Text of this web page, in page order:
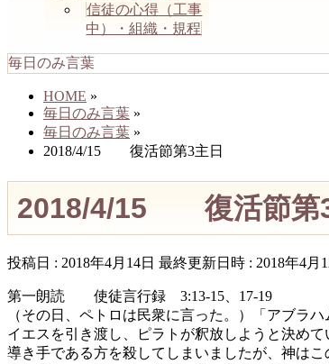
信徒の心得（工事
中）・組織・規程
毎日のみ言葉
HOME »
毎日のみ言葉 »
毎日のみ言葉 »
2018/4/15 復活節第3主日
2018/4/15 復活節第3
投稿日 : 2018年4月14日 最終更新日時 : 2018年4月
第一朗読 使徒言行録 3:13-15、17-19
（その日、ペトロは民衆に言った。）「アブラ
イエスを引き渡し、ピラトが釈放しようと決め
導き手である方を殺してしまいましたが、神は